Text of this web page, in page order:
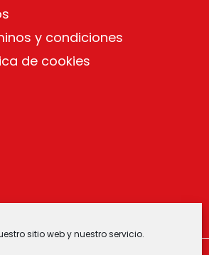
sitio web y nuestro servicio.
y condiciones
de cookies